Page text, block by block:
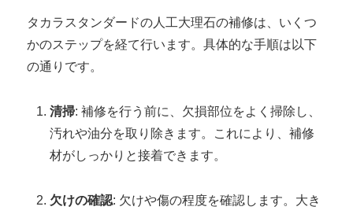
タカラスタンダードの人工大理石の補修は、いくつ
かのステップを経て行います。具体的な手順は以下
の通りです。
清掃: 補修を行う前に、欠損部位をよく掃除し、
汚れや油分を取り除きます。これにより、補修
材がしっかりと接着できます。
欠けの確認: 欠けや傷の程度を確認します。大き